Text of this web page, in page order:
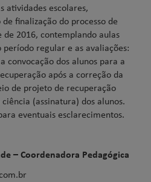
atividades escolares,
finalização do processo de
2016, contemplando aulas
regular e as avaliações:
convocação dos alunos para a
após a correção da
de projeto de recuperação
(assinatura) dos alunos.
eventuais esclarecimentos.
– Coordenadora Pedagógica